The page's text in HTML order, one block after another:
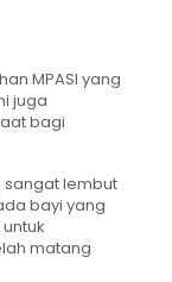
MPASI yang
juga
bagi
sangat lembut
bayi yang
matang